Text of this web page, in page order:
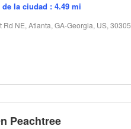
la ciudad : 4.49 mi
Rd NE, Atlanta, GA-Georgia, US, 30305
Peachtree